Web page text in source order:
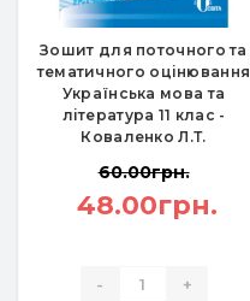
Зошит для поточного та
тематичного оцінювання
Українська мова та
література 11 клас -
Коваленко Л.Т.
60.00грн.
48.00грн.
- +